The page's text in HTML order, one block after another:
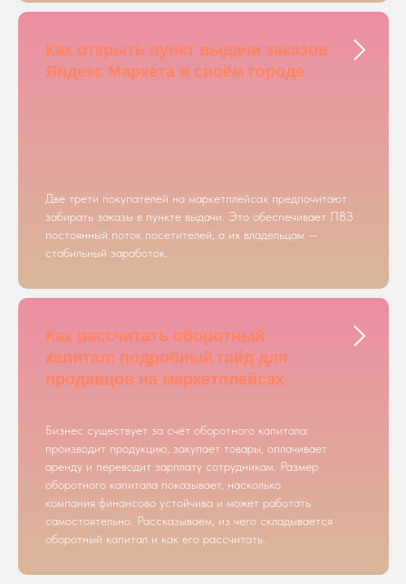
Как открыть пункт выдачи заказов
Яндекс Маркета в своём городе
Две трети покупателей на маркетплейсах предпочитают
забирать заказы в пункте выдачи. Это обеспечивает ПВЗ
постоянный поток посетителей, а их владельцам —
стабильный заработок.
Как рассчитать оборотный
капитал: подробный гайд для
продавцов на маркетплейсах
Бизнес существует за счёт оборотного капитала:
производит продукцию, закупает товары, оплачивает
аренду и переводит зарплату сотрудникам. Размер
оборотного капитала показывает, насколько
компания финансово устойчива и может работать
самостоятельно. Рассказываем, из чего складывается
оборотный капитал и как его рассчитать.